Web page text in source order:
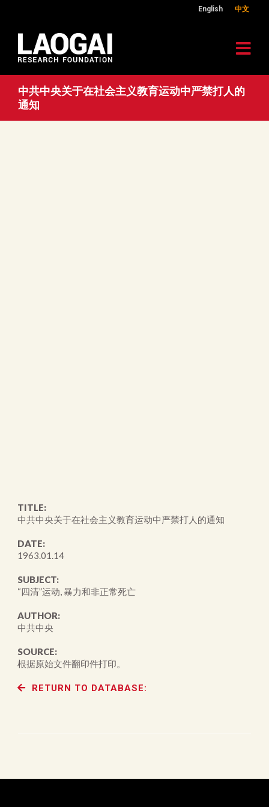
English 中文
中共中央关于在社会主义教育运动中严禁打人的
通知
TITLE:
中共中央关于在社会主义教育运动中严禁打人的通知
DATE:
1963.01.14
SUBJECT:
“四清”运动, 暴力和非正常死亡
AUTHOR:
中共中央
SOURCE:
根据原始文件翻印件打印。
RETURN TO DATABASE: